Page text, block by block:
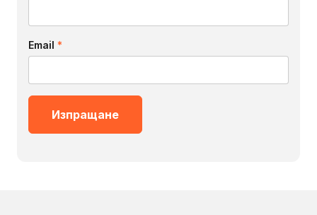
Email *